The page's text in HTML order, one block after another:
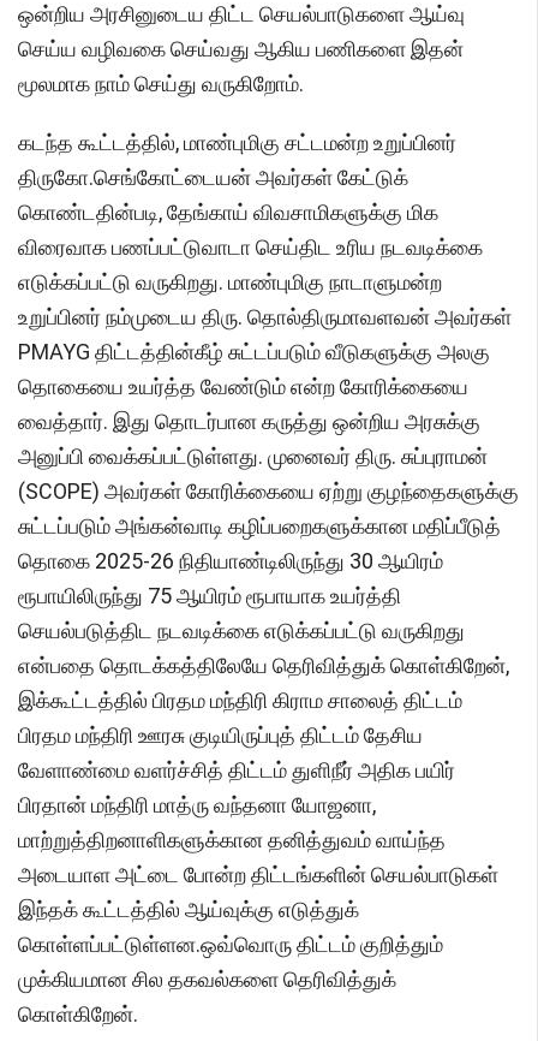
ஒன்றிய அரசினுடைய திட்ட செயல்பாடுகளை ஆய்வு
செய்ய வழிவகை செய்வது ஆகிய பணிகளை இதன்
மூலமாக நாம் செய்து வருகிறோம்.
கடந்த கூட்டத்தில், மாண்புமிகு சட்டமன்ற உறுப்பினர்
திருகோ.செங்கோட்டையன் அவர்கள் கேட்டுக்
கொண்டதின்படி, தேங்காய் விவசாமிகளுக்கு மிக
விரைவாக பணப்பட்டுவாடா செய்திட உரிய நடவடிக்கை
எடுக்கப்பட்டு வருகிறது. மாண்புமிகு நாடாளுமன்ற
உறுப்பினர் நம்முடைய திரு. தொல்திருமாவளவன் அவர்கள்
PMAYG திட்டத்தின்கீழ் சுட்டப்படும் வீடுகளுக்கு அலகு
தொகையை உயர்த்த வேண்டும் என்ற கோரிக்கையை
வைத்தார். இது தொடர்பான கருத்து ஒன்றிய அரசுக்கு
அனுப்பி வைக்கப்பட்டுள்ளது. முனைவர் திரு. சுப்புராமன்
(SCOPE) அவர்கள் கோரிக்கையை ஏற்று குழந்தைகளுக்கு
சுட்டப்படும் அங்கன்வாடி கழிப்பறைகளுக்கான மதிப்பீடுத்
தொகை 2025-26 நிதியாண்டிலிருந்து 30 ஆயிரம்
ரூபாயிலிருந்து 75 ஆயிரம் ரூபாயாக உயர்த்தி
செயல்படுத்திட நடவடிக்கை எடுக்கப்பட்டு வருகிறது
என்பதை தொடக்கத்திலேயே தெரிவித்துக் கொள்கிறேன்,
இக்கூட்டத்தில் பிரதம மந்திரி கிராம சாலைத் திட்டம்
பிரதம மந்திரி ஊரசு குடியிருப்புத் திட்டம் தேசிய
வேளாண்மை வளர்ச்சித் திட்டம் துளிநீர் அதிக பயிர்
பிரதான் மந்திரி மாத்ரு வந்தனா யோஜனா,
மாற்றுத்திறனாளிகளுக்கான தனித்துவம் வாய்ந்த
அடையாள அட்டை போன்ற திட்டங்களின் செயல்பாடுகள்
இந்தக் கூட்டத்தில் ஆய்வுக்கு எடுத்துக்
கொள்ளப்பட்டுள்ளன.ஒவ்வொரு திட்டம் குறித்தும்
முக்கியமான சில தகவல்களை தெரிவித்துக்
கொள்கிறேன்.